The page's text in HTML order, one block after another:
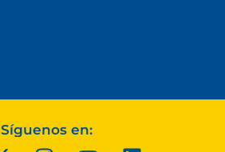
Síguenos en: